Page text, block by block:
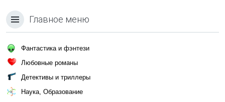
Главное меню
Фантастика и фэнтези
Любовные романы
Детективы и триллеры
Наука, Образование